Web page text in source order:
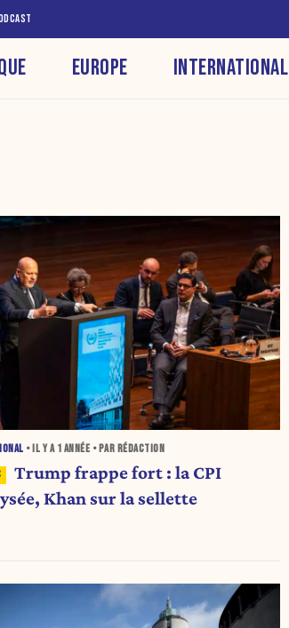
EUROPE INTERNATIONAL
• IL Y A 1 ANNÉE • PAR RÉDACTION
Trump frappe fort : la CPI
Khan sur la sellette